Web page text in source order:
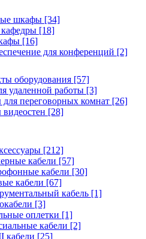
шкафы [34]
[18]
[16]
для конференций [2]
оборудования [57]
удаленной работы [3]
переговорных комнат [26]
[28]
[212]
кабели [57]
кабели [30]
кабели [67]
кабель [1]
[3]
оплетки [1]
кабели [2]
кабели [25]